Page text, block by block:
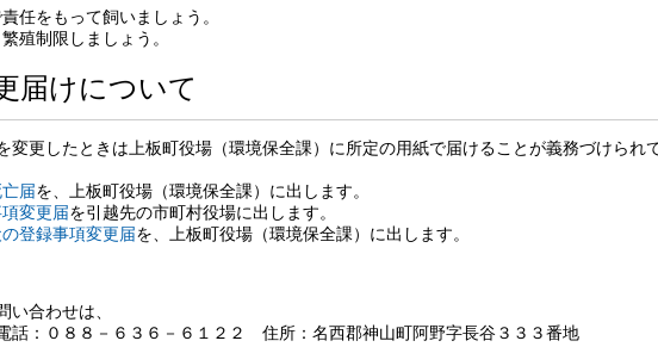
任をもって飼いましょう。
殖制限しましょう。
届けについて
変更したときは上板町役場（環境保全課）に所定の用紙で届けることが義務づけられ
届を、上板町役場（環境保全課）に出します。
変更届を引越先の市町村役場に出します。
登録事項変更届を、上板町役場（環境保全課）に出します。
い合わせは、
話：０８８－６３６－６１２２ 住所：名西郡神山町阿野字長谷３３３番地